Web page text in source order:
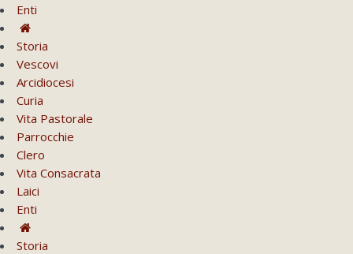
Enti
Storia
Vescovi
Arcidiocesi
Curia
Vita Pastorale
Parrocchie
Clero
Vita Consacrata
Laici
Enti
Storia